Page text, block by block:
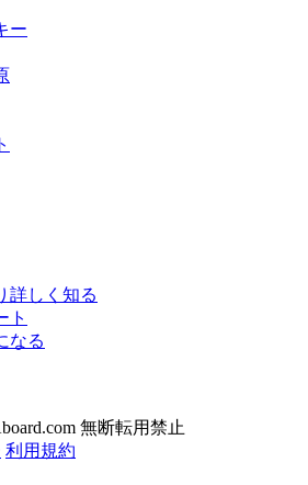
ー
詳しく知る
ト
なる
無断転用禁止
利用規約